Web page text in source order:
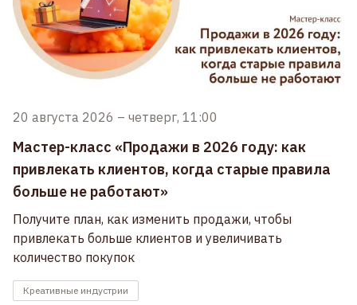
20 августа 2026 – четверг, 11:00
Мастер-класс «Продажи в 2026 году: как
привлекать клиентов, когда старые правила
больше не работают»
Получите план, как изменить продажи, чтобы
привлекать больше клиентов и увеличивать
количество покупок
Креативные индустрии